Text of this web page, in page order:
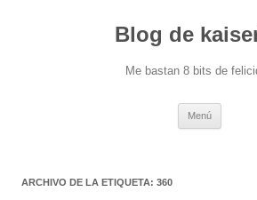
Blog de
Me bastan 8 bits de
Menú
ARCHIVO DE LA ETIQUETA: 360